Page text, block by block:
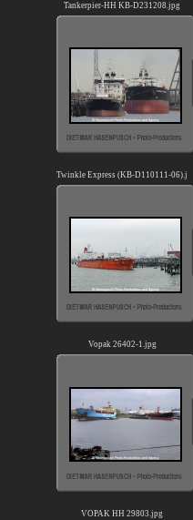
Tankerpier-HH KB-D231208.jpg
Twinkle Express (KB-D110111-06).jpg
Vopak 26402-1.jpg
VOPAK HH 29803.jpg